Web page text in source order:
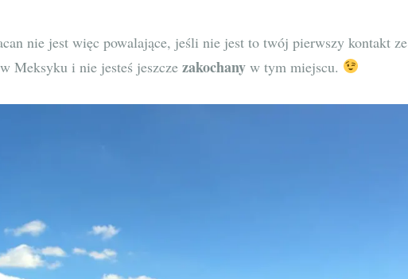
nie jest więc powalające, jeśli nie jest to twój pierwszy kontakt ze
Meksyku i nie jesteś jeszcze zakochany w tym miejscu.